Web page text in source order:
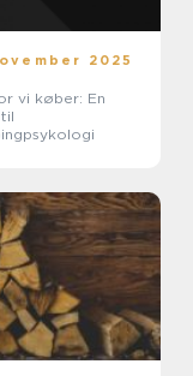
2025
vi køber: En